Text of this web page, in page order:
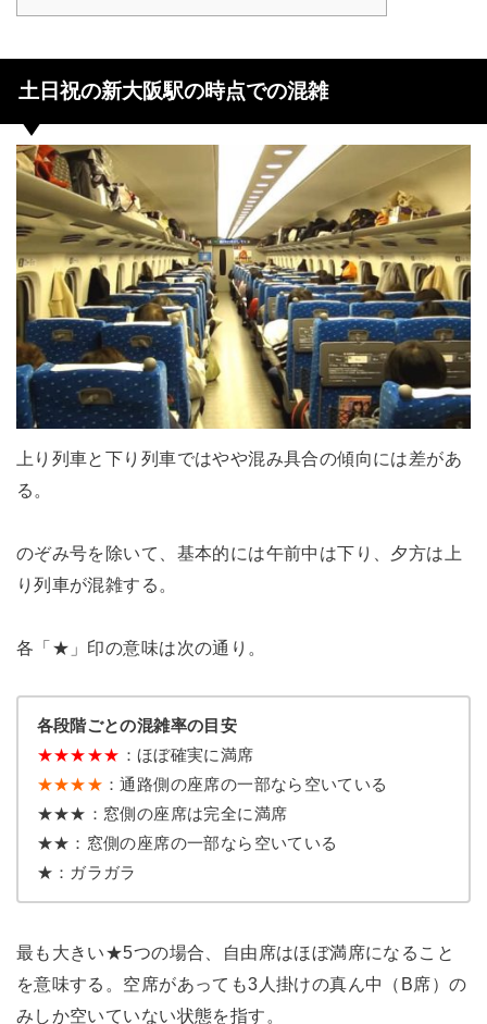
土日祝の新大阪駅の時点での混雑
上り列車と下り列車ではやや混み具合の傾向には差があ
る。
のぞみ号を除いて、基本的には午前中は下り、夕方は上
り列車が混雑する。
各「★」印の意味は次の通り。
各段階ごとの混雑率の目安
★★★★★ ：ほぼ確実に満席
★★★★ ：通路側の座席の一部なら空いている
★★★：窓側の座席は完全に満席
★★：窓側の座席の一部なら空いている
★：ガラガラ
最も大きい★5つの場合、自由席はほぼ満席になること
を意味する。空席があっても3人掛けの真ん中（B席）の
みしか空いていない状態を指す。